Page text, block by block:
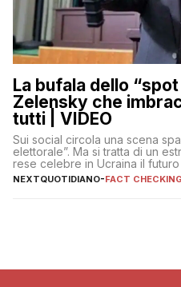
La bufala dello
Zelensky che
tutti | VIDEO
Sui social circola una scena
elettorale”. Ma si tratta di un
rese celebre in Ucraina il
NEXTQUOTIDIANO-FACT CHECKING